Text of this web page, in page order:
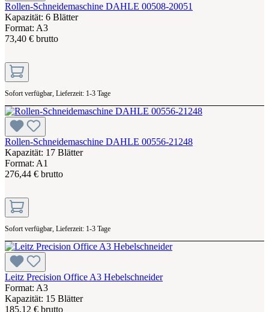
Rollen-Schneidemaschine DAHLE 00508-20051
Kapazität: 6 Blätter
Format: A3
73,40 € brutto
Sofort verfügbar, Lieferzeit: 1-3 Tage
Rollen-Schneidemaschine DAHLE 00556-21248
Kapazität: 17 Blätter
Format: A1
276,44 € brutto
Sofort verfügbar, Lieferzeit: 1-3 Tage
Leitz Precision Office A3 Hebelschneider
Format: A3
Kapazität: 15 Blätter
185,12 € brutto